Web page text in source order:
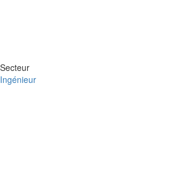
Secteur
Ingénieur